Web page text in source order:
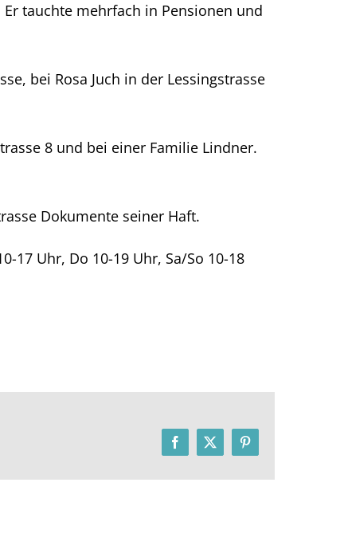
tauchte mehrfach in Pensionen und
bei Rosa Juch in der Lessingstrasse
8 und bei einer Familie Lindner.
Dokumente seiner Haft.
17 Uhr, Do 10-19 Uhr, Sa/So 10-18
Facebook
X Pinterest